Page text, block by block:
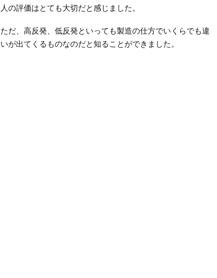
人の評価はとても大切だと感じました。
ただ、高反発、低反発といっても製造の仕方でいくらでも違
いが出てくるものなのだと知ることができました。